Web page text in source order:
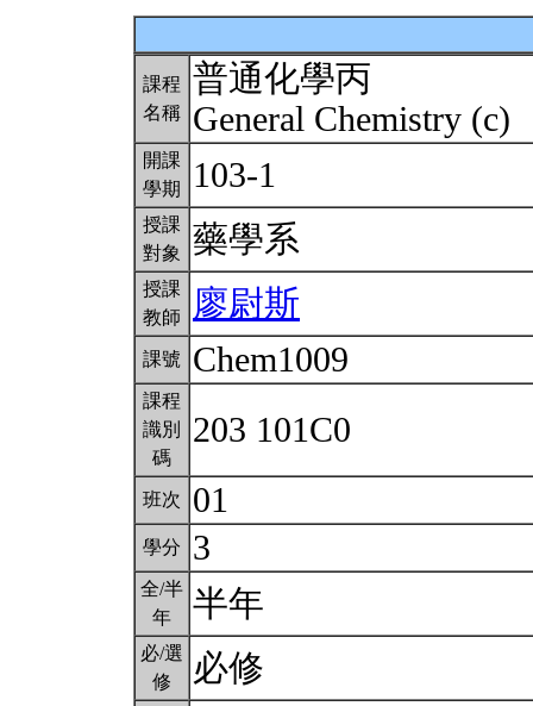
課程
名稱
普通化學丙
General Chemistry (c)
開課
學期
103-1
授課
對象
藥學系
授課
教師
廖尉斯
課號 Chem1009
課程
識別
碼
203 101C0
班次 01
學分 3
全/半
年
半年
必/選
修
必修